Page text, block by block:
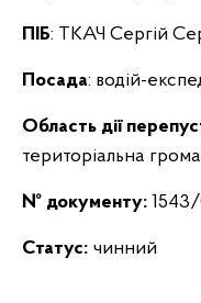
ПІБ: ТКАЧ Сергій
Посада: водій-
Область дії
територіальна
№ документу: 1543/
Статус: чинний